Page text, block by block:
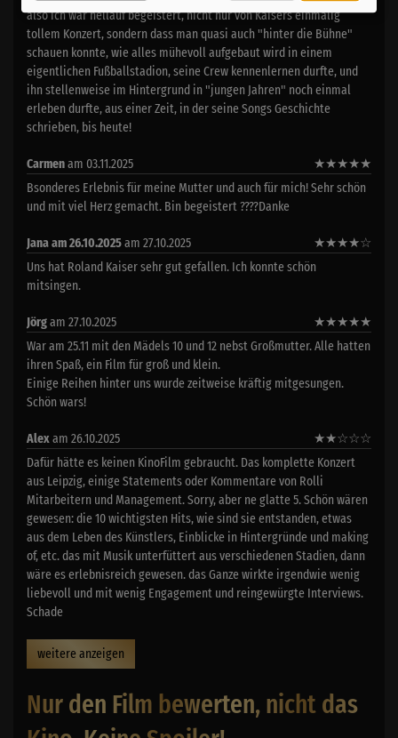
also ich war hellauf begeistert, nicht nur von Kaisers einmalig
tollem Konzert, sondern dass man quasi auch "hinter die Bühne"
schauen konnte, wie alles mühevoll aufgebaut wird in einem
eigentlichen Fußballstadion, seine Crew kennenlernen durfte, und
ihn stellenweise im Hintergrund in "jungen Jahren" noch einmal
erleben durfte, aus einer Zeit, in der seine Songs Geschichte
schrieben, bis heute!
Carmenam 03.11.2025 ★★★★★
Bsonderes Erlebnis für meine Mutter und auch für mich! Sehr schön
und mit viel Herz gemacht. Bin begeistert ????Danke
Jana am 26.10.2025am 27.10.2025 ★★★★☆
Uns hat Roland Kaiser sehr gut gefallen. Ich konnte schön
mitsingen.
Jörgam 27.10.2025 ★★★★★
War am 25.11 mit den Mädels 10 und 12 nebst Großmutter. Alle hatten
ihren Spaß, ein Film für groß und klein.
Einige Reihen hinter uns wurde zeitweise kräftig mitgesungen.
Schön wars!
Alexam 26.10.2025 ★★☆☆☆
Dafür hätte es keinen KinoFilm gebraucht. Das komplette Konzert
aus Leipzig, einige Statements oder Kommentare von Rolli
Mitarbeitern und Management. Sorry, aber ne glatte 5. Schön wären
gewesen: die 10 wichtigsten Hits, wie sind sie entstanden, etwas
aus dem Leben des Künstlers, Einblicke in Hintergründe und making
of, etc. das mit Musik unterfüttert aus verschiedenen Stadien, dann
wäre es erlebnisreich gewesen. das Ganze wirkte irgendwie wenig
liebevoll und mit wenig Engagement und reingewürgte Interviews.
Schade
weitere anzeigen
Nur den Film bewerten, nicht das